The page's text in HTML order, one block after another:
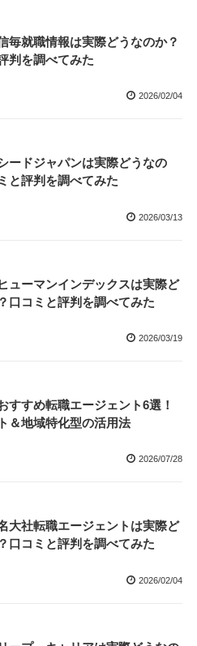
毎就職情報は実際どうなのか？
判を調べてみた
2026/02/04
ードジャパンは実際どうなの
と評判を調べてみた
2026/03/13
ューマンインデックスは実際ど
口コミと評判を調べてみた
2026/03/19
すすめ転職エージェント6選！
＆地域特化型の活用法
2026/07/28
大社転職エージェントは実際ど
口コミと評判を調べてみた
2026/02/04